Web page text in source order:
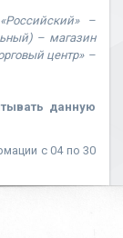
–
– магазин
центр» –
данную
с 04 по 30